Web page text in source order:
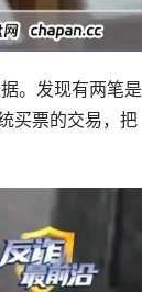
。发现有两笔是
买票的交易，把